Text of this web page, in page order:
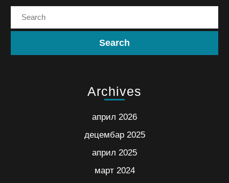
Archives
април 2026
децембар 2025
април 2025
март 2024